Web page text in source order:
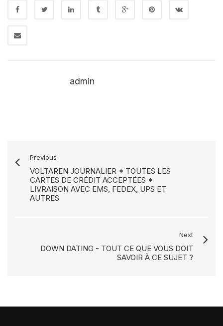
admin
Previous
VOLTAREN JOURNALIER * TOUTES LES
CARTES DE CRÉDIT ACCEPTÉES *
LIVRAISON AVEC EMS, FEDEX, UPS ET
AUTRES
Next
DOWN DATING - TOUT CE QUE VOUS DOIT
SAVOIR À CE SUJET ?